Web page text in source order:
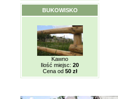
BUKOWISKO
Kawno
Ilość miejsc: 20
Cena od 50 zł